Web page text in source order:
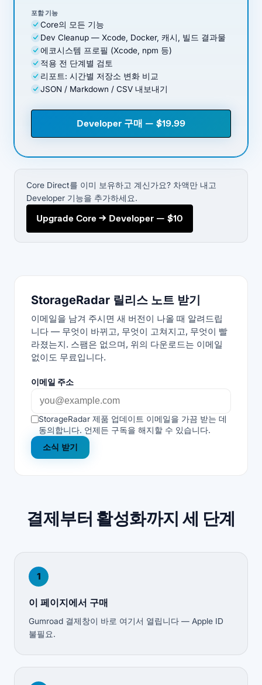
포함 기능
Core의 모든 기능
Dev Cleanup — Xcode, Docker, 캐시, 빌드 결과물
에코시스템 프로필 (Xcode, npm 등)
적용 전 단계별 검토
리포트: 시간별 저장소 변화 비교
JSON / Markdown / CSV 내보내기
Developer 구매 — $19.99
Core Direct를 이미 보유하고 계신가요? 차액만 내고
Developer 기능을 추가하세요.
Upgrade Core → Developer — $10
StorageRadar 릴리스 노트 받기
이메일을 남겨 주시면 새 버전이 나올 때 알려드립
니다 — 무엇이 바뀌고, 무엇이 고쳐지고, 무엇이 빨
라졌는지. 스팸은 없으며, 위의 다운로드는 이메일
없이도 무료입니다.
이메일 주소
StorageRadar 제품 업데이트 이메일을 가끔 받는 데
동의합니다. 언제든 구독을 해지할 수 있습니다.
소식 받기
결제부터 활성화까지 세 단계
1
이 페이지에서 구매
Gumroad 결제창이 바로 여기서 열립니다 — Apple ID
불필요.